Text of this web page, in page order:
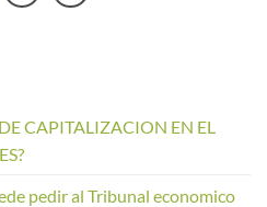
CAPITALIZACION EN EL
pedir al Tribunal economico